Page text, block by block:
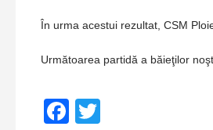
În urma acestui rezultat, CSM
Următoarea partidă a băieţilor
Facebook